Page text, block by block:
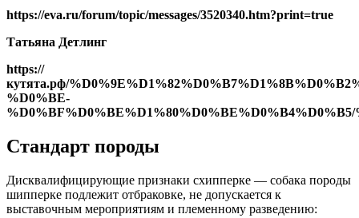
https://eva.ru/forum/topic/messages/3520340.htm?print=true
Татьяна Детлинг
https://
кутята.рф/
%D0%BE-
Стандарт породы
Дисквалифицирующие признаки схипперке — собака породы
шипперке подлежит отбраковке, не допускается к
выставочным мероприятиям и племенному разведению: